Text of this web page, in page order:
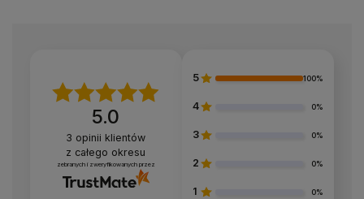
5.0
3 opinii klientów
z całego okresu
zebranych i zweryfikowanych przez
5 100%
4 0%
3 0%
2 0%
1 0%